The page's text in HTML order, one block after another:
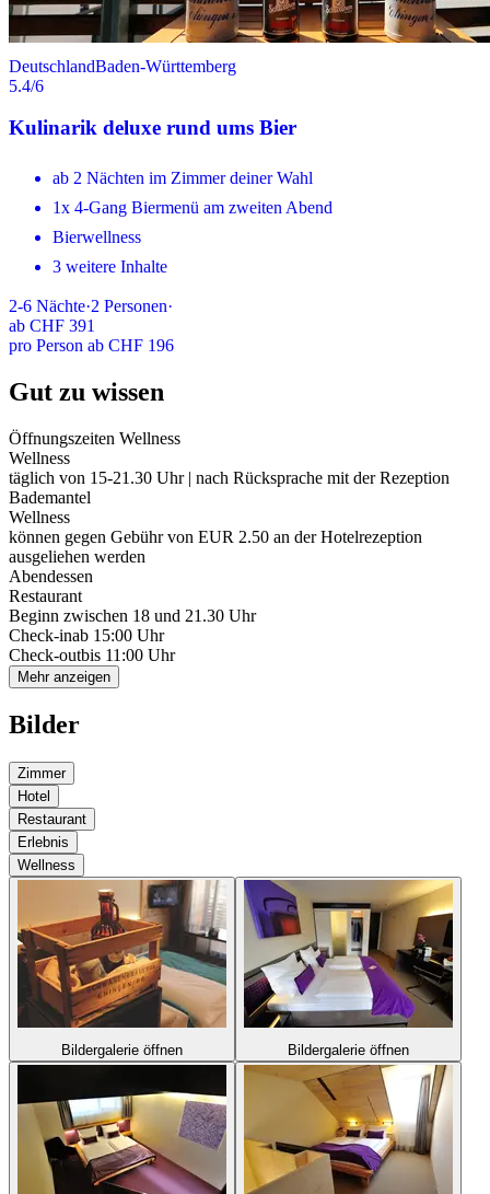
DeutschlandBaden-Württemberg
5.4/6
Kulinarik deluxe rund ums Bier
ab 2 Nächten im Zimmer deiner Wahl
1x 4-Gang Biermenü am zweiten Abend
Bierwellness
3 weitere Inhalte
2-6 Nächte·2 Personen·
ab CHF 391
pro Person ab CHF 196
Gut zu wissen
Öffnungszeiten Wellness
Wellness
täglich von 15-21.30 Uhr | nach Rücksprache mit der Rezeption
Bademantel
Wellness
können gegen Gebühr von EUR 2.50 an der Hotelrezeption
ausgeliehen werden
Abendessen
Restaurant
Beginn zwischen 18 und 21.30 Uhr
Check-inab 15:00 Uhr
Check-outbis 11:00 Uhr
Mehr anzeigen
Bilder
Zimmer
Hotel
Restaurant
Erlebnis
Wellness
Bildergalerie öffnen Bildergalerie öffnen